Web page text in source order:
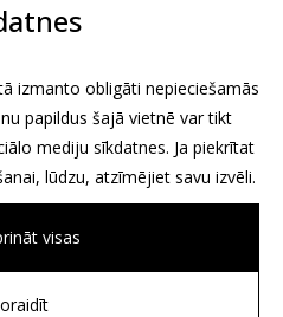
izmanto obligāti nepieciešamās
papildus šajā vietnē var tikt
mediju sīkdatnes. Ja piekrītat
lūdzu, atzīmējiet savu izvēli.
visas